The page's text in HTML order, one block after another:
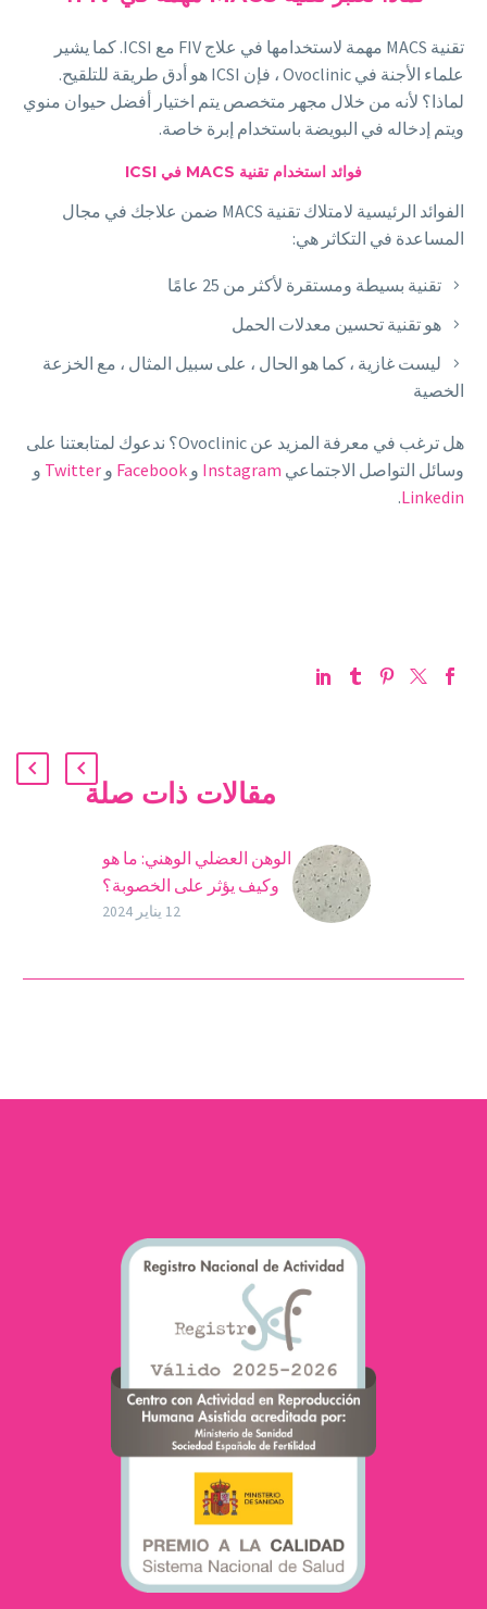
تقنية MACS مهمة لاستخدامها في علاج FIV مع ICSI. كما يشير
علماء الأجنة في Ovoclinic ، فإن ICSI هو أدق طريقة للتلقيح.
لماذا؟ لأنه من خلال مجهر متخصص يتم اختيار أفضل حيوان منوي
ويتم إدخاله في البويضة باستخدام إبرة خاصة.
فوائد استخدام تقنية MACS في ICSI
الفوائد الرئيسية لامتلاك تقنية MACS ضمن علاجك في مجال
المساعدة في التكاثر هي:
تقنية بسيطة ومستقرة لأكثر من 25 عامًا
هو تقنية تحسين معدلات الحمل
ليست غازية ، كما هو الحال ، على سبيل المثال ، مع الخزعة
الخصية
هل ترغب في معرفة المزيد عن Ovoclinic؟ ندعوك لمتابعتنا على
وسائل التواصل الاجتماعي Instagram و Facebook و Twitter و
Linkedin
.
مقالات ذات صلة
الوهن العضلي الوهني: ما هو
وكيف يؤثر على الخصوبة؟
أحد العوامل التي تؤثر بشكل
12 يناير 2024